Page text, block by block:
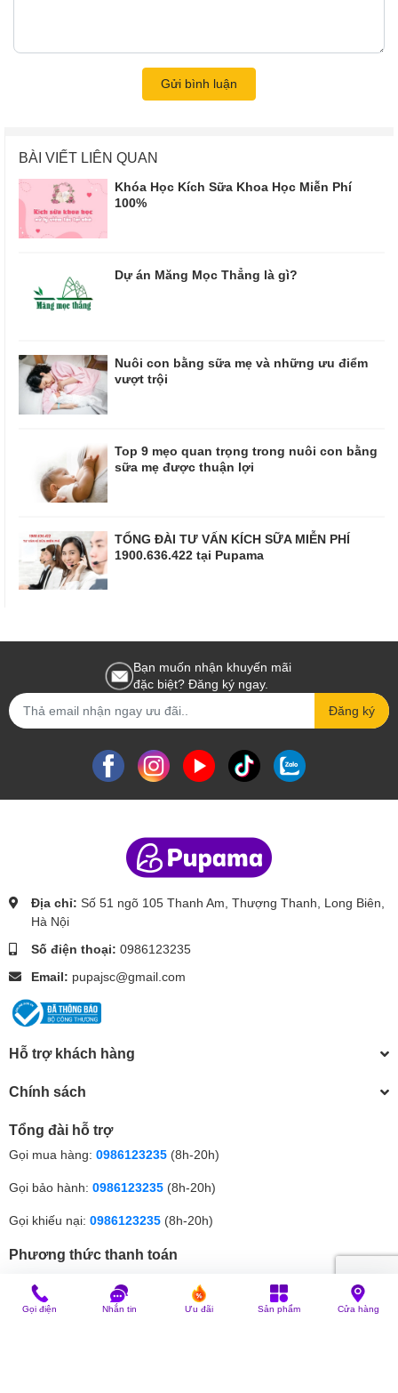
Gửi bình luận
BÀI VIẾT LIÊN QUAN
Khóa Học Kích Sữa Khoa Học Miễn Phí
100%
Dự án Măng Mọc Thẳng là gì?
Nuôi con bằng sữa mẹ và những ưu điểm
vượt trội
Top 9 mẹo quan trọng trong nuôi con bằng
sữa mẹ được thuận lợi
TỔNG ĐÀI TƯ VẤN KÍCH SỮA MIỄN PHÍ
1900.636.422 tại Pupama
Bạn muốn nhận khuyến mãi
đặc biệt? Đăng ký ngay.
Đăng ký
Địa chỉ: Số 51 ngõ 105 Thanh Am, Thượng Thanh, Long Biên,
Hà Nội
Số điện thoại: 0986123235
Email: pupajsc@gmail.com
Hỗ trợ khách hàng
Chính sách
Tổng đài hỗ trợ
Gọi mua hàng: 0986123235 (8h-20h)
Gọi bảo hành: 0986123235 (8h-20h)
Gọi khiếu nại: 0986123235 (8h-20h)
Phương thức thanh toán
Gọi điện Nhắn tin Ưu đãi Sản phẩm Cửa hàng